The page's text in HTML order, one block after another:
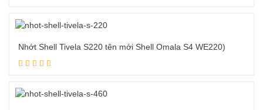
Nhớt Shell Tivela S220 tên mới Shell Omala S4 WE220)